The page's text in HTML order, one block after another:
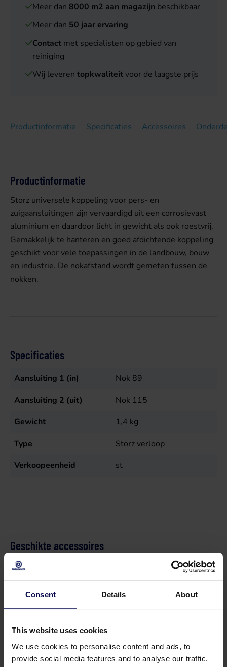
Consent Details About
This website uses cookies
We use cookies to personalise content and ads, to
provide social media features and to analyse our traffic.
Meer dan 8000 m2 aan magazijn beschikbaar
Meer dan 50 jaar ervaring
Contact met specialisten op gebied van
reiniging
Wij leveren topkwaliteit voor de laagste prijs
Productinformatie Specificaties Accessoires
Productinformatie
Storz universele koppeling voor pers- en
zuigaansluitingen zijn vervaardigd uit een corrosievast
aluminium en daardoor licht in gewicht als ook roestvrij.
Gemakkelijk te hanteren en goed afdichtende koppeling
geschikt voor vele toepassingen in de landbouw, bouw
en industrie. De nokafstand wordt gemeten tussen de
nokken.
Specificaties
Aansluiting 1 (in)
Nok 89
Aansluiting 2 (uit)
Nok 115
Gewicht
1,4 kg
Type
Storz verloop
Verkoopeenheid
st
Geschikte accessoires